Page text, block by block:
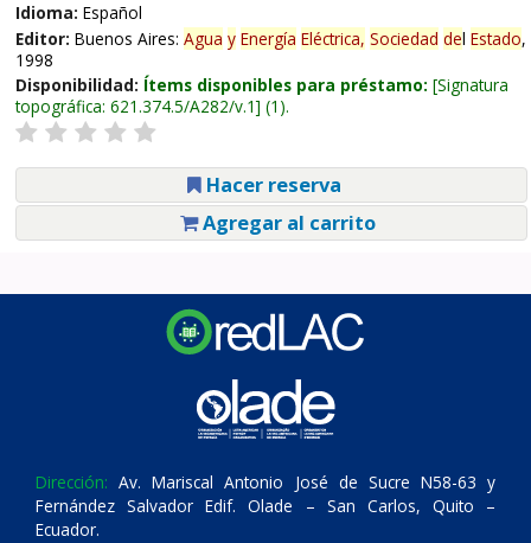
Idioma: Español
Editor: Buenos Aires: Agua y Energía Eléctrica, Sociedad del Estado,
1998
Disponibilidad: Ítems disponibles para préstamo: Signatura
topográfica: 621.374.5/A282/v.1 (1).
Hacer reserva
Agregar al carrito
Dirección: Av. Mariscal Antonio José de Sucre N58-63 y
Fernández Salvador Edif. Olade – San Carlos, Quito –
Ecuador.